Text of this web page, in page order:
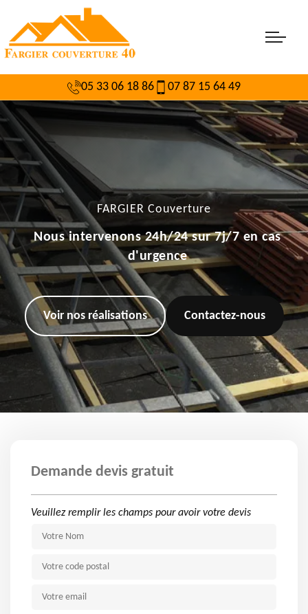
05 33 06 18 86 07 87 15 64 49
FARGIER Couverture
Nous intervenons 24h/24 sur 7j/7 en cas
d'urgence
Voir nos réalisations Contactez-nous
Demande devis gratuit
Veuillez remplir les champs pour avoir votre devis